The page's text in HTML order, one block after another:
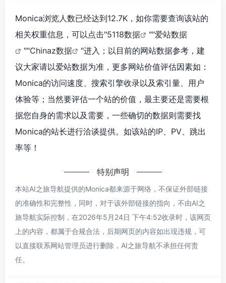
Monica浏览人数已经达到12.7K，如你需要查询该站的
相关权重信息，可以点击"5118数据 ""爱站数据
""Chinaz数据
"进入；以目前的网站数据参考，建
议大家请以爱站数据为准，更多网站价值评估因素如：
Monica的访问速度、搜索引擎收录以及索引量、用户
体验等；当然要评估一个站的价值，最主要还是需要根
据您自身的需求以及需要，一些确切的数据则需要找
Monica的站长进行洽谈提供。如该站的IP、PV、跳出
率等！
特别声明
本站AI之旅导航提供的Monica都来源于网络，不保证外部链接
的准确性和完整性，同时，对于该外部链接的指向，不由AI之
旅导航实际控制，在2026年5月24日 下午4:52收录时，该网页
上的内容，都属于合规合法，后期网页的内容如出现违规，可
以直接联系网站管理员进行删除，AI之旅导航不承担任何责
任。